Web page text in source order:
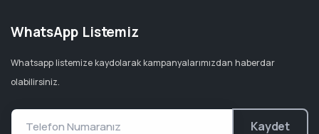
WhatsApp Listemiz
Whatsapp listemize kaydolarak kampanyalarımızdan haberdar
olabilirsiniz.
Kaydet